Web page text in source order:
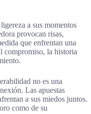
a sus momentos
provocan risas,
que enfrentan una
compromiso, la historia
no es una
Las apuestas
a sus miedos juntos.
como de su